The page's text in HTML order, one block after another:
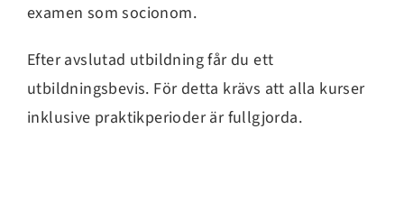
examen som socionom.
Efter avslutad utbildning får du ett
utbildningsbevis. För detta krävs att alla kurser
inklusive praktikperioder är fullgjorda.